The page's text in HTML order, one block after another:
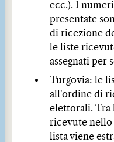
ecc.). I
presentate
di ricezione
le liste
assegnati per
Turgovia: le
all'ordine di
elettorali. Tra
ricevute nello
lista viene